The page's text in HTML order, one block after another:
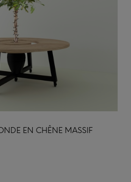
EN CHÊNE MASSIF